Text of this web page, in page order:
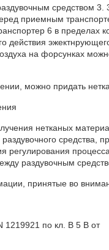
средством
приемным
6 в пределах
действия
на форсунках
можно придать
нетканых
средства,
регулирования
раздувочным
принятые во
1219921 по кл. В 5 В от